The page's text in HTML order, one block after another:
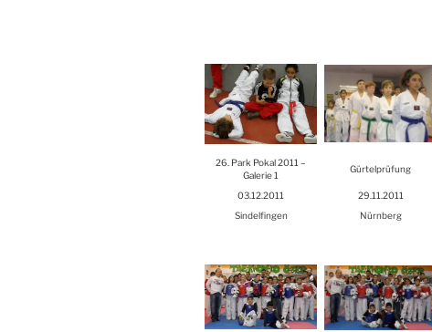
26. Park Pokal 2011 –
Gale­rie 1
Gür­tel­prü­fung
03.12.2011
29.11.2011
Sin­del­fin­gen
Nürn­berg